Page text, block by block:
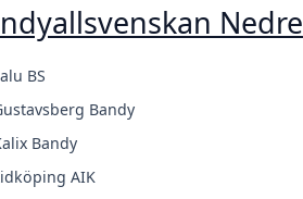
Nedre
BS
Bandy
Bandy
AIK